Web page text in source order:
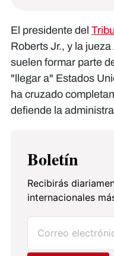
El presidente del
Roberts Jr., y la
suelen formar parte
"llegar a" Estados
ha cruzado
defiende la
Boletín
Recibirás
internacionales